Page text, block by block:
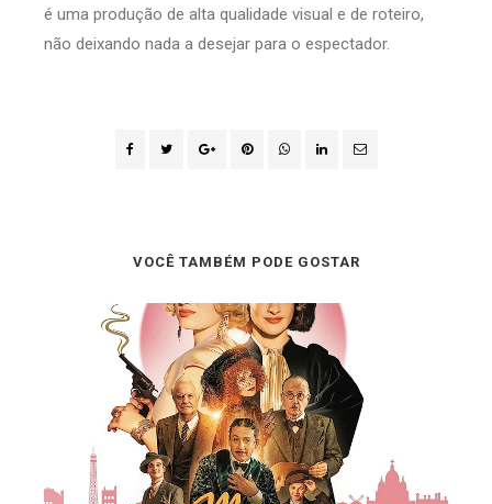
é uma produção de alta qualidade visual e de roteiro,
não deixando nada a desejar para o espectador.
VOCÊ TAMBÉM PODE GOSTAR